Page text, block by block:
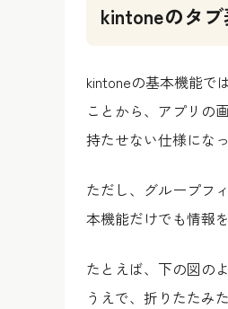
kintoneのタ
kintoneの基本機能で
ことから、アプリの
持たせない仕様にな
ただし、グループフ
本機能だけでも情報
たとえば、下の図の
うえで、折りたたみ